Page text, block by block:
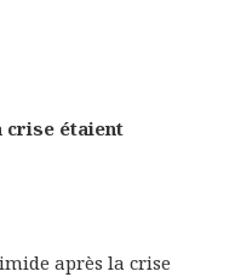
crise étaient
après la crise